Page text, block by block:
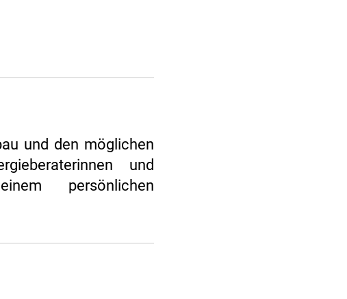
und den möglichen
und
persönlichen